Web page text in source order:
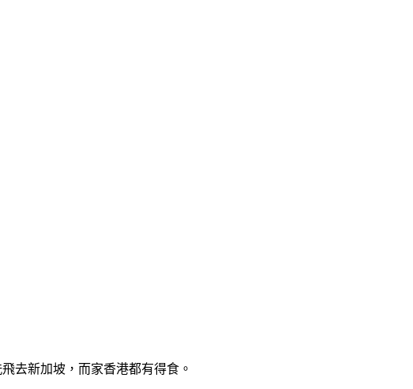
去新加坡，而家香港都有得食。